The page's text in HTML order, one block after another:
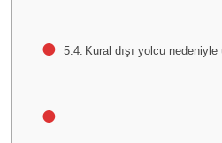
Kural dışı yolcu